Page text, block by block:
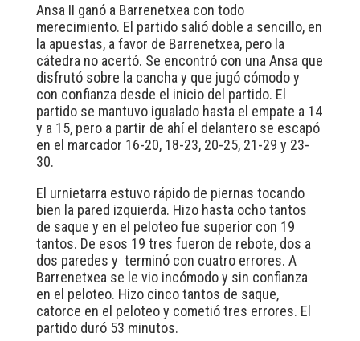
Ansa II ganó a Barrenetxea con todo
merecimiento. El partido salió doble a sencillo, en
la apuestas, a favor de Barrenetxea, pero la
cátedra no acertó. Se encontró con una Ansa que
disfrutó sobre la cancha y que jugó cómodo y
con confianza desde el inicio del partido. El
partido se mantuvo igualado hasta el empate a 14
y a 15, pero a partir de ahí el delantero se escapó
en el marcador 16-20, 18-23, 20-25, 21-29 y 23-
30.
El urnietarra estuvo rápido de piernas tocando
bien la pared izquierda. Hizo hasta ocho tantos
de saque y en el peloteo fue superior con 19
tantos. De esos 19 tres fueron de rebote, dos a
dos paredes y terminó con cuatro errores. A
Barrenetxea se le vio incómodo y sin confianza
en el peloteo. Hizo cinco tantos de saque,
catorce en el peloteo y cometió tres errores. El
partido duró 53 minutos.